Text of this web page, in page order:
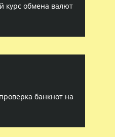
курс обмена валют
банкнот на